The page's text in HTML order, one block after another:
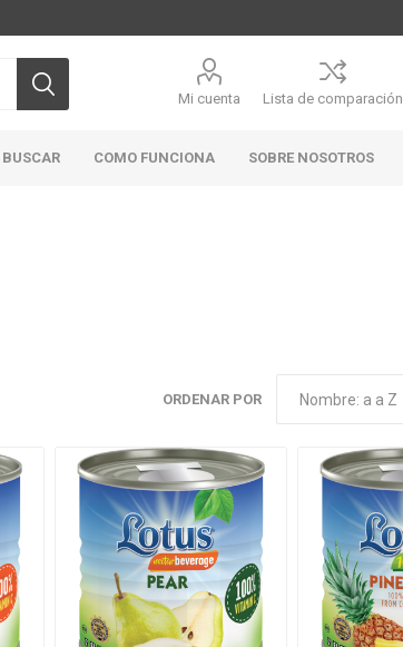
Mi cuenta Lista de comparación
BUSCAR COMO FUNCIONA SOBRE NOSOTROS
ORDENAR POR